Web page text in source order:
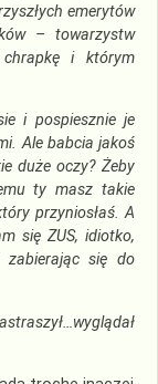
emerytów
– towarzystw
i którym
i pospiesznie je
Ale babcia jakoś
duże oczy? Żeby
ty masz takie
przyniosłaś. A
się ZUS, idiotko,
się do